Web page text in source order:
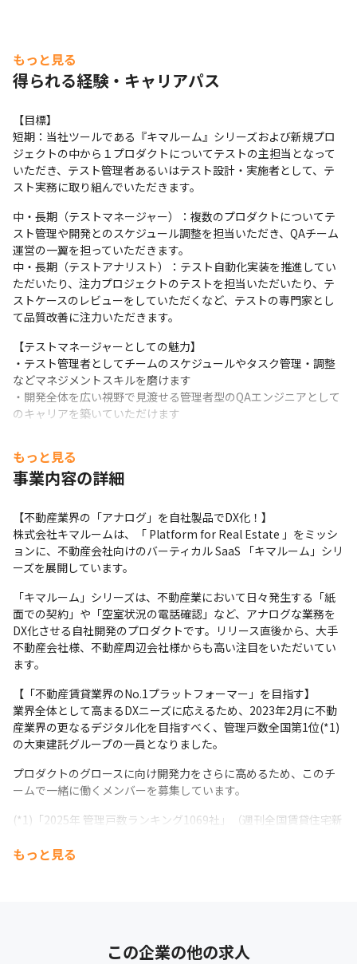
もっと見る
得られる経験・キャリアパス
【目標】
短期：当社ツールである『キマルーム』シリーズおよび新規プロ
ジェクトの中から１プロダクトについてテストの主担当となって
いただき、テスト管理者あるいはテスト設計・実施者として、テ
スト実務に取り組んでいただきます。
中・長期（テストマネージャー）：複数のプロダクトについてテ
スト管理や開発とのスケジュール調整を担当いただき、QAチーム
運営の一翼を担っていただきます。
中・長期（テストアナリスト）：テスト自動化実装を推進してい
ただいたり、注力プロジェクトのテストを担当いただいたり、テ
ストケースのレビューをしていただくなど、テストの専門家とし
て品質改善に注力いただきます。
【テストマネージャーとしての魅力】
・テスト管理者としてチームのスケジュールやタスク管理・調整
などマネジメントスキルを磨けます
・開発全体を広い視野で見渡せる管理者型のQAエンジニアとして
のキャリアを築いていただけます
・特定のプロダクトの品質を向上させるために必要な専門性の高
いテストスキルの実務経験を積めます
キャリアを築いていただけます
もっと見る
事業内容の詳細
【不動産業界の「アナログ」を自社製品でDX化！】
株式会社キマルームは、「 Platform for Real Estate 」をミッシ
ョンに、不動産会社向けのバーティカル SaaS 「キマルーム」シリ
ーズを展開しています。
「キマルーム」シリーズは、不動産業において日々発生する「紙
面での契約」や「空室状況の電話確認」など、アナログな業務を
DX化させる自社開発のプロダクトです。リリース直後から、大手
不動産会社様、不動産周辺会社様からも高い注目をいただいてい
ます。
【「不動産賃貸業界のNo.1プラットフォーマー」を目指す】
業界全体として高まるDXニーズに応えるため、2023年2月に不動
産業界の更なるデジタル化を目指すべく、管理戸数全国第1位(*1)
の大東建託グループの一員となりました。
プロダクトのグロースに向け開発力をさらに高めるため、このチ
ームで一緒に働くメンバーを募集しています。
(*1)「2025年 管理戸数ランキング1069社」（週刊全国賃貸住宅新
もっと見る
この企業の他の求人